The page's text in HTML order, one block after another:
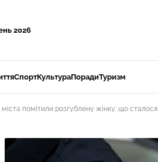
2026
СпортКультураПорадиТуризм
помітили розгублену жінку: що сталося